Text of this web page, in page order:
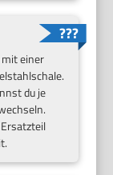
einer
du je